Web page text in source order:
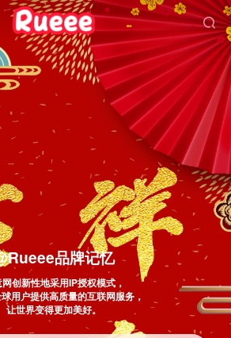
品牌记忆
创新性地采用IP授权模式，
用户提供高质量的互联网服务，
让世界变得更加美好。